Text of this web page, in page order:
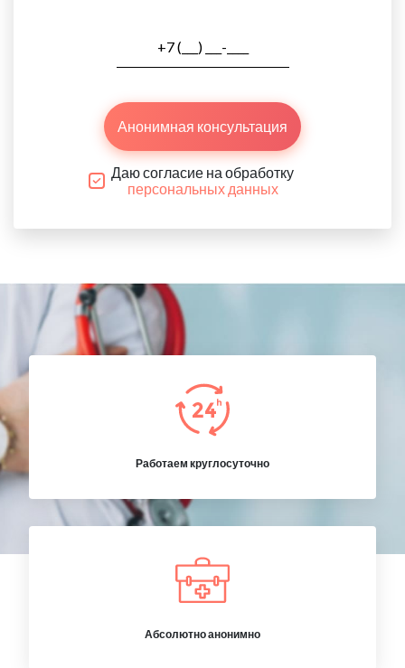
Анонимная консультация
Даю согласие на обработку
персональных данных
Работаем круглосуточно
Абсолютно анонимно